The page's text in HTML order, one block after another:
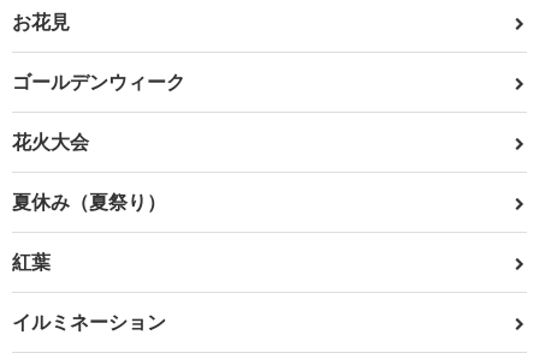
お花見
ゴールデンウィーク
花火大会
夏休み（夏祭り）
紅葉
イルミネーション